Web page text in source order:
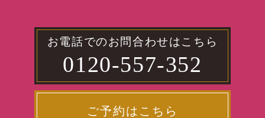
お電話でのお問合わせはこちら
0120-557-352
ご予約はこちら